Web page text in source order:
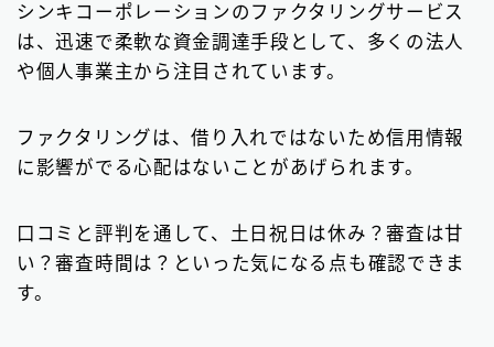
関東地方の消費者金融 12
近畿地方の消費者金融 28
九州地方の消費者金融 34
中小消費者金融で借りる
シンキコーポレーションのファクタリングサービス
は、迅速で柔軟な資金調達手段として、多くの法人
や個人事業主から注目されています。
ファクタリングは、借り入れではないため信用情報
に影響がでる心配はないことがあげられます。
口コミと評判を通して、土日祝日は休み？審査は甘
い？審査時間は？といった気になる点も確認できま
す。